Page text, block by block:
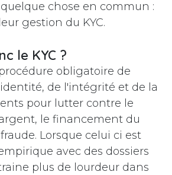
chose en commun :
gestion du KYC.
le KYC ?
obligatoire de
de l'intégrité et de la
pour lutter contre le
le financement du
Lorsque celui ci est
avec des dossiers
plus de lourdeur dans